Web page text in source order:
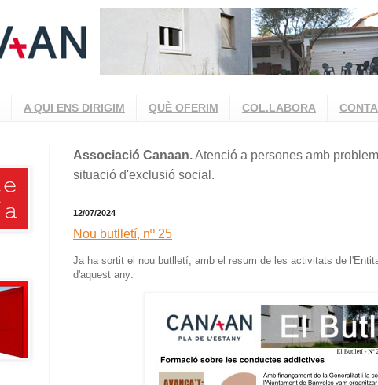
A QUI ENS DIRIGIM QUÈ OFERIM COL.LABORA
Associació Canaan.Atenció a persones amb
situació d'exclusió social.
12/07/2024
Nou butlletí, nº 25
Ja ha sortit el nou butlletí, amb el resum de les activitats de
d'aquest any: